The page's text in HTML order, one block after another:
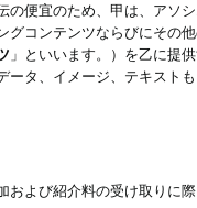
の便宜のため、甲は、アソ
グコンテンツならびにその
」といいます。）を乙に提
ータ、イメージ、テキス
および紹介料の受け取りに